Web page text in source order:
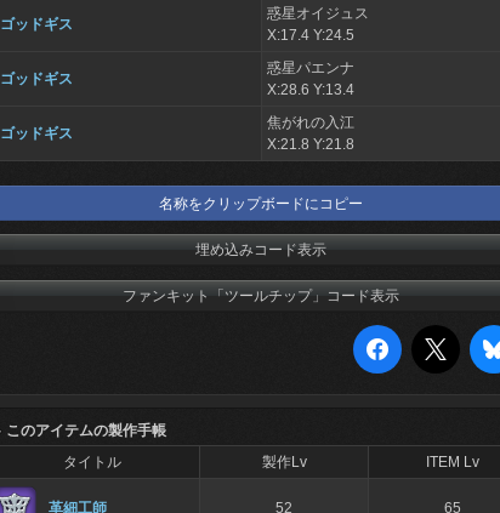
ゴッドギス
惑星オイジュス
X:17.4 Y:24.5
ゴッドギス
惑星パエンナ
X:28.6 Y:13.4
ゴッドギス
焦がれの入江
X:21.8 Y:21.8
名称をクリップボードにコピー
埋め込みコード表示
ファンキット「ツールチップ」コード表示
このアイテムの製作手帳
タイトル
製作Lv ITEM Lv
革細工師 52 65